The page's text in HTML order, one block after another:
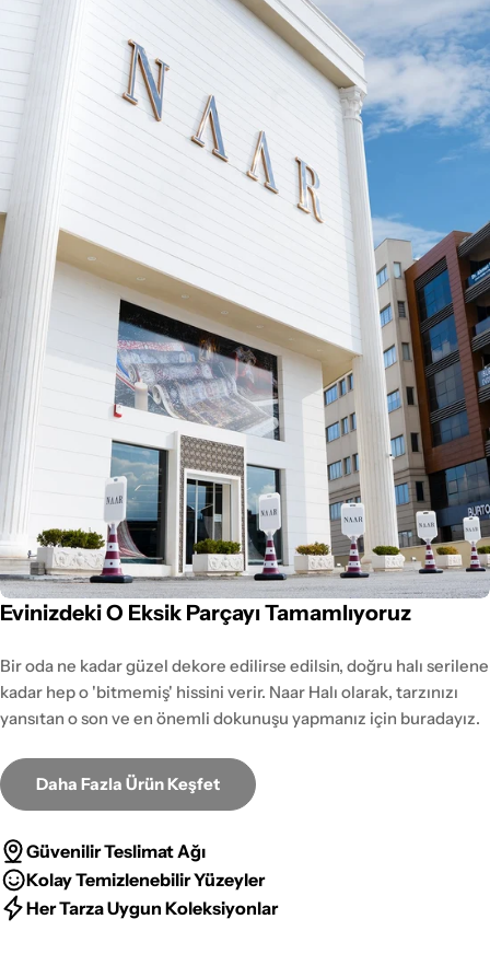
Evinizdeki O Eksik Parçayı Tamamlıyoruz
Bir oda ne kadar güzel dekore edilirse edilsin, doğru halı serilene
kadar hep o 'bitmemiş' hissini verir. Naar Halı olarak, tarzınızı
yansıtan o son ve en önemli dokunuşu yapmanız için buradayız.
Daha Fazla Ürün Keşfet
Güvenilir Teslimat Ağı
Kolay Temizlenebilir Yüzeyler
Her Tarza Uygun Koleksiyonlar